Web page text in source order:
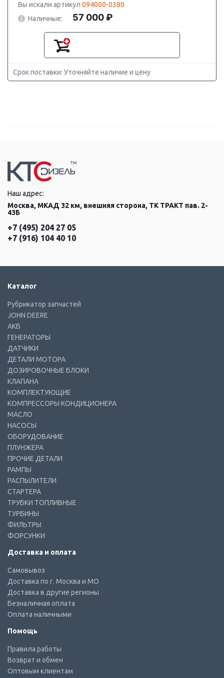
Вы искали артикул 094000-0380
Наличные:
57 000 ₽
Срок поставки: Уточняйте наличие и цену
Наш адрес:
Москва, МКАД 32 км, внешняя сторона, ТК ТРАКТ пав. 2-
43Б
+7 (495) 204 27 05
+7 (916) 104 40 10
Каталог
Рубрикатор запчастей
JOHN DEERE
АКБ
ГЕНЕРАТОРЫ
ДАТЧИКИ
ДЕТАЛИ МОТОРА
ДОЗИРОВОЧНЫЕ БЛОКИ
КЛАПАНА
КОМПЛЕКТУЮЩИЕ
КОМПРЕССОРЫ КОНДИЦИОНЕРА
МАСЛО
НАСОСЫ
ОБОРУДОВАНИЕ
ПЛУНЖЕРА
ПРОЧИЕ ДЕТАЛИ
РАМПЫ
РАСПЫЛИТЕЛИ
СТАРТЕРА
ТРУБКИ ТОПЛИВНЫЕ
ТУРБИНЫ
ФИЛЬТРЫ
ФОРСУНКИ
Доставка и оплата
Самовывоз
Доставка по г. Москва и МО
Доставка в другие регионы
Безналичная оплата
Оплата наличными
Помощь
Правила работы
Возврат и обмен
Оптовым клиентам